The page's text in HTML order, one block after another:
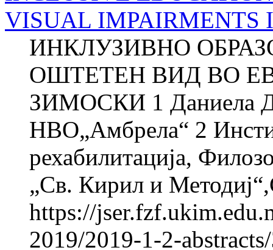
VISUAL IMPAIRMENTS
ИНКЛУЗИВНО
ОШТЕТЕН ВИД ВО
ЗИМОСКИ 1
НВО„Амбрела“ 2
рехабилитација,
„Св. Кирил и
https://
2019/2019-1-2-